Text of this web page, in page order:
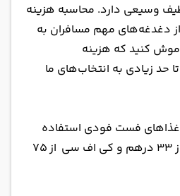
طیف وسیعی دارد. محاسبه هزینه
دغدغه‌های مهم مسافران به
کنید که هزینه
حد زیادی به انتخاب‌های ما
غذاهای فست فودی استفاده
کنید ( قیمت مک دونالد از ۳۳ درهم و کی اف سی از ۷۵